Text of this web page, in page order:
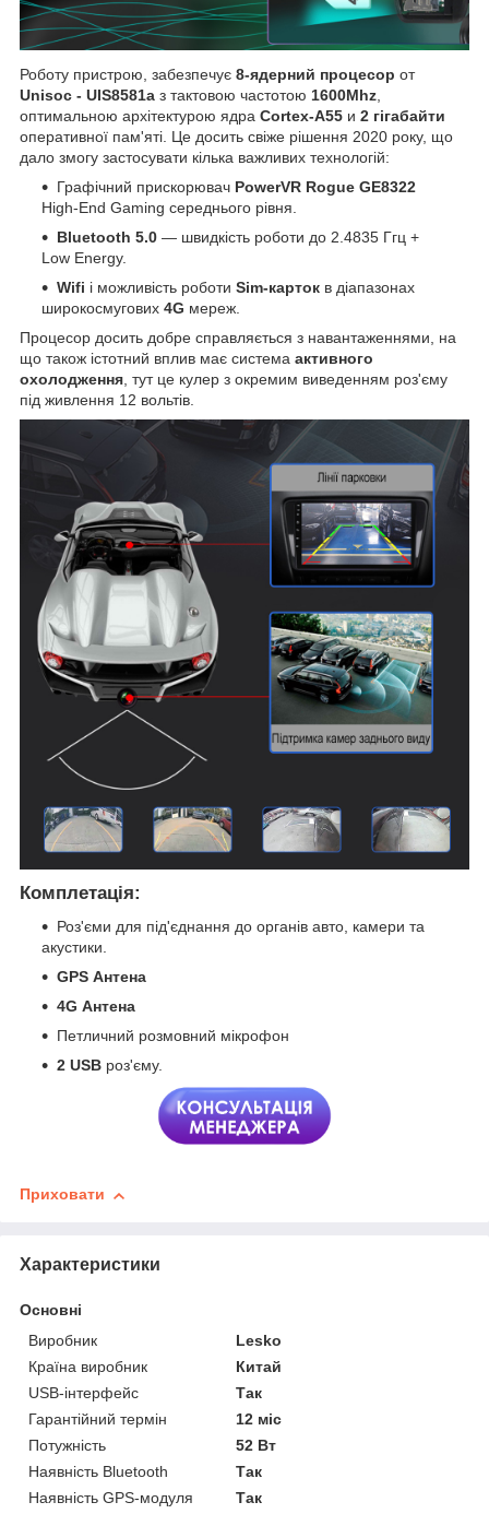
Роботу пристрою, забезпечує 8-ядерний процесор от
Unisoc - UIS8581a з тактовою частотою 1600Mhz,
оптимальною архітектурою ядра Cortex-A55 и 2 гігабайти
оперативної пам'яті. Це досить свіже рішення 2020 року, що
дало змогу застосувати кілька важливих технологій:
Графічний прискорювач PowerVR Rogue GE8322
High-End Gaming середнього рівня.
Bluetooth 5.0 — швидкість роботи до 2.4835 Ггц +
Low Energy.
Wifi і можливість роботи Sim-карток в діапазонах
широкосмугових 4G мереж.
Процесор досить добре справляється з навантаженнями, на
що також істотний вплив має система активного
охолодження, тут це кулер з окремим виведенням роз'єму
під живлення 12 вольтів.
Комплетація:
Роз'єми для під'єднання до органів авто, камери та
акустики.
GPS Антена
4G Антена
Петличний розмовний мікрофон
2 USB роз'єму.
Приховати
Характеристики
Основні
Виробник
Lesko
Країна виробник
Китай
USB-інтерфейс
Так
Гарантійний термін
12 міс
Потужність
52 Вт
Наявність Bluetooth
Так
Наявність GPS-модуля
Так